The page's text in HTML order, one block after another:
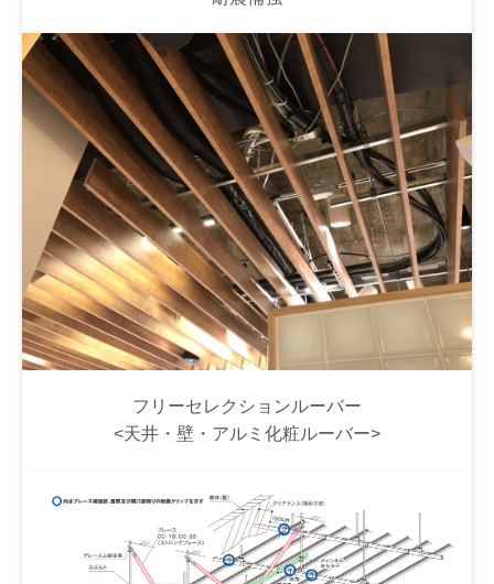
フリーセレクションルーバー
<天井・壁・アルミ化粧ルーバー>